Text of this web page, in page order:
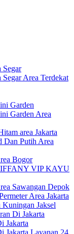
Segar
Area Terdekat
Garden
Garden Area
area Jakarta
Dan Putih Area
Bogor
VIP KAYU
Sawangan Depok
Area Jakarta
Kuningan Jaksel
Di Jakarta
Jakarta